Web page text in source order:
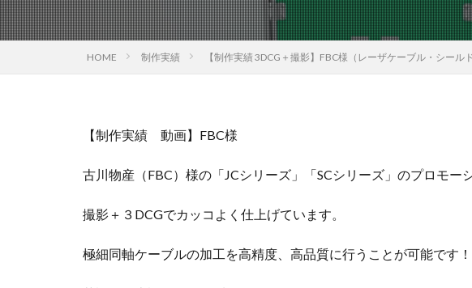
HOME 制作実績 【制作実績 3DCG＋撮影】FBC様（レーザケーブル・シール
【制作実績 動画】FBC様
古川物産（FBC）様の「JCシリーズ」「SCシリーズ」のプロモー
撮影＋３DCGでカッコよく仕上げています。
極細同軸ケーブルの加工を高精度、高品質に行うことが可能です！